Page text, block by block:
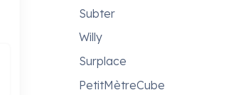
Subter
Willy
Surplace
PetitMètreCube